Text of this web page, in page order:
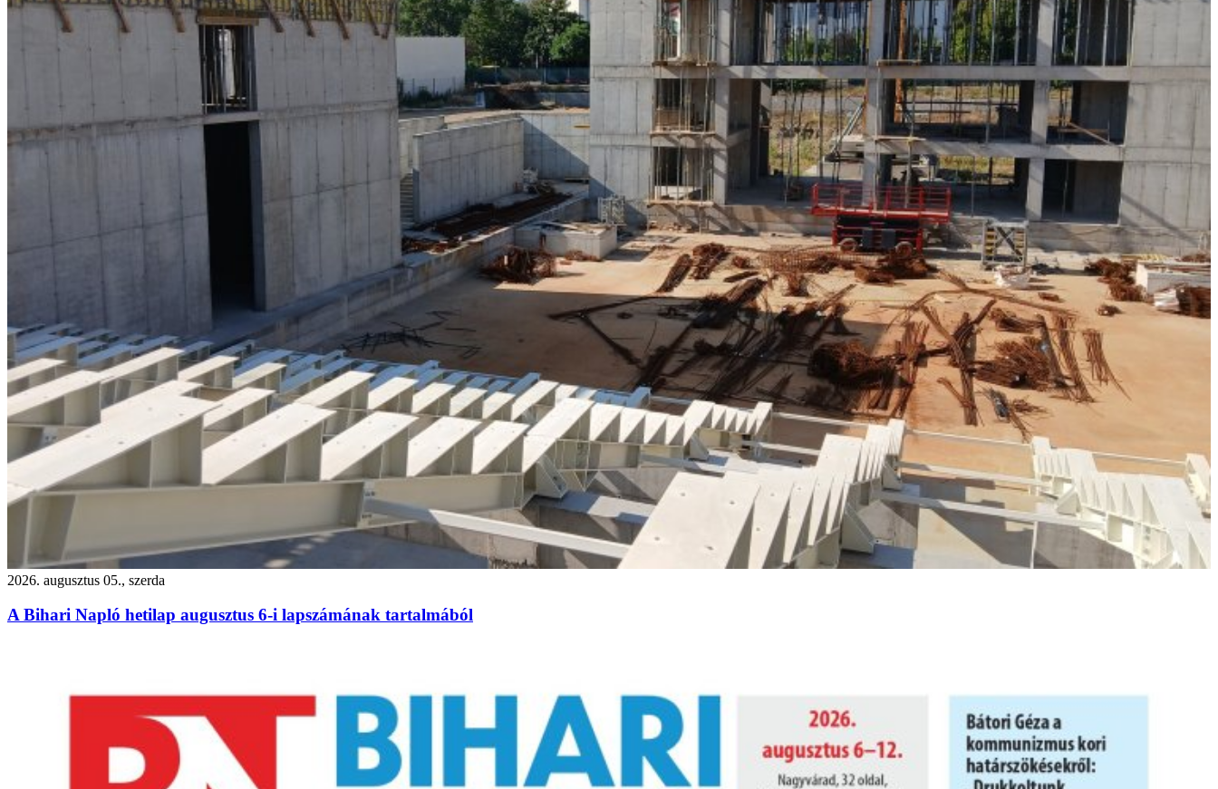
2026. augusztus 05., szerda
A Bihari Napló hetilap augusztus 6-i lapszámának tartalmából